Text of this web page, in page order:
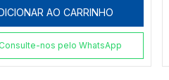
AO CARRINHO
Consulte-nos pelo WhatsApp